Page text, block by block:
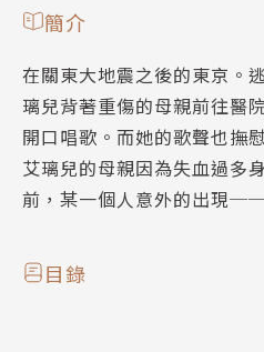
簡介
在關東大地震之後的東京。
璃兒背著重傷的母親前往醫
開口唱歌。而她的歌聲也撫
艾璃兒的母親因為失血過多
前，某一個人意外的出現
目錄